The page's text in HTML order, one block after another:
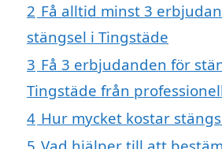
2 Få alltid minst 3
stängsel i Tingstäde
3 Få 3 erbjudanden för
Tingstäde från
4 Hur mycket kostar